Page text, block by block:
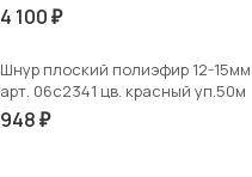
4 100 ₽
Шнур плоский полиэфир 12-15мм
арт. 06с2341 цв. красный уп.50м
948 ₽